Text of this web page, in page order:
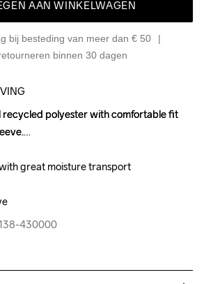
AAN WINKELWAGEN
bij besteding van meer dan € 50
binnen 30 dagen
recycled polyester with comfortable fit
great moisture transport
430000
recycled polyester with comfortable fit
great moisture transport
430000